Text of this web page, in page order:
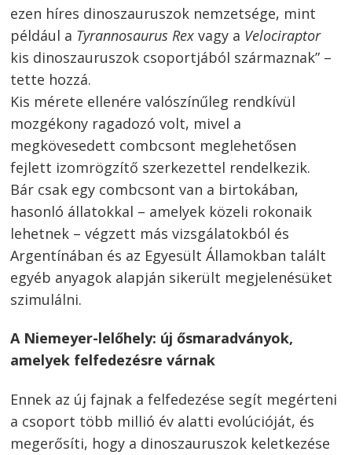
ezen híres dinoszauruszok nemzetsége, mint
például a Tyrannosaurus Rex vagy a Velociraptor
kis dinoszauruszok csoportjából származnak” –
tette hozzá.
Kis mérete ellenére valószínűleg rendkívül
mozgékony ragadozó volt, mivel a
megkövesedett combcsont meglehetősen
fejlett izomrögzítő szerkezettel rendelkezik.
Bár csak egy combcsont van a birtokában,
hasonló állatokkal – amelyek közeli rokonaik
lehetnek – végzett más vizsgálatokból és
Argentínában és az Egyesült Államokban talált
egyéb anyagok alapján sikerült megjelenésüket
szimulálni.
A Niemeyer-lelőhely: új ősmaradványok,
amelyek felfedezésre várnak
Ennek az új fajnak a felfedezése segít megérteni
a csoport több millió év alatti evolúcióját, és
megerősíti, hogy a dinoszauruszok keletkezése
Bejegyzés
navigáció